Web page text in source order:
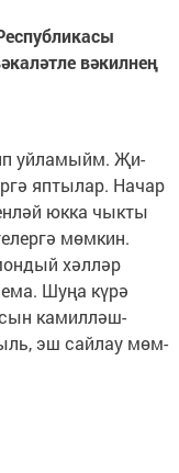
вәкилнең
уйламыйм. Җи­
яптылар. Начар
юкка чыкты
мөмкин.
хәлләр
Шуңа күрә
камилләш­
эш сайлау мөм­